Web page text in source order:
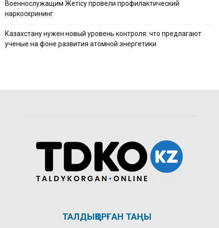
Военнослужащим Жетісу провели профилактический
наркоскрининг
Казахстану нужен новый уровень контроля: что предлагают
ученые на фоне развития атомной энергетики
ТАЛДЫҚОРҒАН ТАҢЫ